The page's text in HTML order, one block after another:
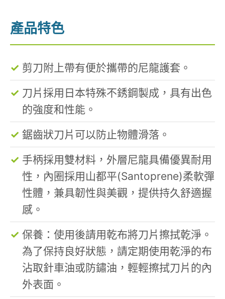
產品特色
剪刀附上帶有便於攜帶的尼龍護套。
刀片採用日本特殊不銹鋼製成，具有出色
的強度和性能。
鋸齒狀刀片可以防止物體滑落。
手柄採用雙材料，外層尼龍具備優異耐用
性，內圈採用山都平(Santoprene)柔軟彈
性體，兼具韌性與美觀，提供持久舒適握
感。
保養：使用後請用乾布將刀片擦拭乾淨。
為了保持良好狀態，請定期使用乾淨的布
沾取針車油或防鏽油，輕輕擦拭刀片的內
外表面。